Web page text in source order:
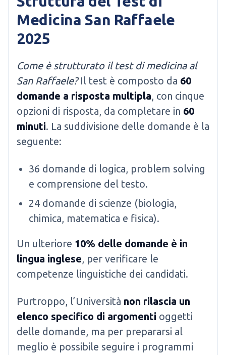
Medicina San Raffaele
2025
Come è strutturato il test di medicina al
San Raffaele?Il test è composto da 60
domande a risposta multipla, con cinque
opzioni di risposta, da completare in 60
minuti. La suddivisione delle domande è la
seguente:
36 domande di logica, problem solving
e comprensione del testo.
24 domande di scienze (biologia,
chimica, matematica e fisica).
Un ulteriore 10% delle domande è in
lingua inglese, per verificare le
competenze linguistiche dei candidati.
Purtroppo, l’Università non rilascia un
elenco specifico di argomenti oggetti
delle domande, ma per prepararsi al
meglio è possibile seguire i programmi